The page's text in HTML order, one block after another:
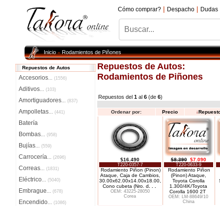
Cómo comprar? | Despacho | Dudas
Inicio»Rodamientos de Piñones
Repuestos de Autos
Accesorios... (1556)
Aditivos... (103)
Amortiguadores... (837)
Ampolletas... (441)
Batería
Bombas... (958)
Bujías... (559)
Carrocería... (2696)
Correas... (1831)
Eléctrico... (5040)
Embrague... (678)
Encendido... (1086)
Repuestos de Autos:
Rodamientos de Piñones
Repuestos del 1al 6(de 6)
Ordenar por: Precio ↓
$16.490
T220-0357-7
Rodamiento Piñon (Pinon)
Ataque, Caja de Cambios,
30.00x62.00x14.00x18.00,
Cono cubeta (Nro. d
OEM: 43225-28050
Corea
$8.390 $7.090
T220-0633-9
Rodamiento Piñon
(Pinon) Ataque,
Toyota Corolla
1.300/4K/Toyota
Corolla 1600 2T
OEM: LM-88649/10
China